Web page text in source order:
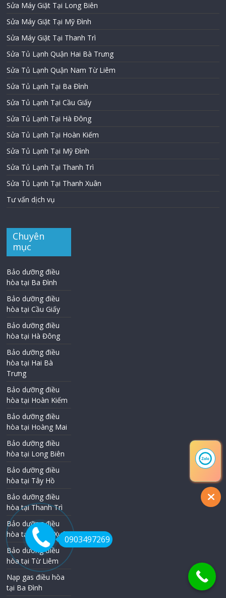
Sửa Máy Giặt Tại Long Biên
Sửa Máy Giặt Tại Mỹ Đình
Sửa Máy Giặt Tại Thanh Trì
Sửa Tủ Lạnh Quận Hai Bà Trưng
Sửa Tủ Lạnh Quận Nam Từ Liêm
Sửa Tủ Lạnh Tại Ba Đình
Sửa Tủ Lạnh Tại Cầu Giấy
Sửa Tủ Lạnh Tại Hà Đông
Sửa Tủ Lạnh Tại Hoàn Kiếm
Sửa Tủ Lạnh Tại Mỹ Đình
Sửa Tủ Lạnh Tại Thanh Trì
Sửa Tủ Lạnh Tại Thanh Xuân
Tư vấn dịch vụ
Chuyên
mục
Bảo dưỡng điều
hòa tại Ba Đình
Bảo dưỡng điều
hòa tại Cầu Giấy
Bảo dưỡng điều
hòa tại Hà Đông
Bảo dưỡng điều
hòa tại Hai Bà
Trưng
Bảo dưỡng điều
hòa tại Hoàn Kiếm
Bảo dưỡng điều
hòa tại Hoàng Mai
Bảo dưỡng điều
hòa tại Long Biên
Bảo dưỡng điều
hòa tại Tây Hồ
Bảo dưỡng điều
hòa tại Thanh Trì
Bảo dưỡng điều
hòa tại Thanh Xuân
Bảo dưỡng điều
hòa tại Từ Liêm
Nạp gas điều hòa
tại Ba Đình
0903497269